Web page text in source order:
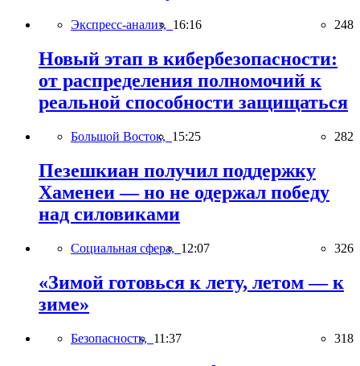
Экспресс-анализ, 16:16 248
Новый этап в кибербезопасности:
от распределения полномочий к
реальной способности защищаться
Большой Восток, 15:25 282
Пезешкиан получил поддержку
Хаменеи — но не одержал победу
над силовиками
Социальная сфера, 12:07 326
«Зимой готовься к лету, летом — к
зиме»
Безопасность, 11:37 318